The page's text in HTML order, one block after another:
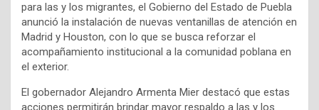
para las y los migrantes, el Gobierno del Estado de Puebla
anunció la instalación de nuevas ventanillas de atención en
Madrid y Houston, con lo que se busca reforzar el
acompañamiento institucional a la comunidad poblana en
el exterior.
El gobernador Alejandro Armenta Mier destacó que estas
acciones permitirán brindar mayor respaldo a las y los